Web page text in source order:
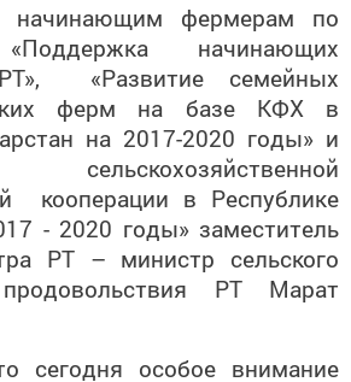
начинающим фермерам по
начинающих
«Развитие семейных
ферм на базе КФХ в
на 2017-2020 годы» и
кооперации в Республике
- 2020 годы» заместитель
РТ – министр сельского
РТ Марат
сегодня особое внимание